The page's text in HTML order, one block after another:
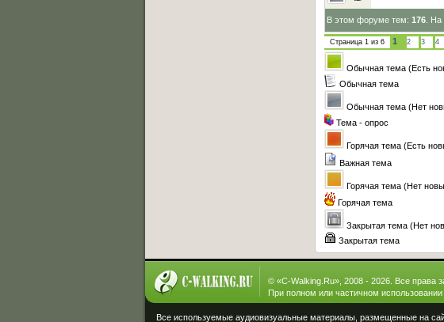
В этом форуме тем: 176. На
Страница 1из 6 1 2 3 4
Обычная тема (Есть
Обычная тема
Обычная тема (Нет
Тема - опрос
Горячая тема (Есть
Важная тема
Горячая тема (Нет
Горячая тема
Закрытая тема (Нет
Закрытая тема
© «C-Walking.Ru», 2008 - 2026. Все права
При полном или частичном
Все используемые аудиовизуальные материалы, размещенные на